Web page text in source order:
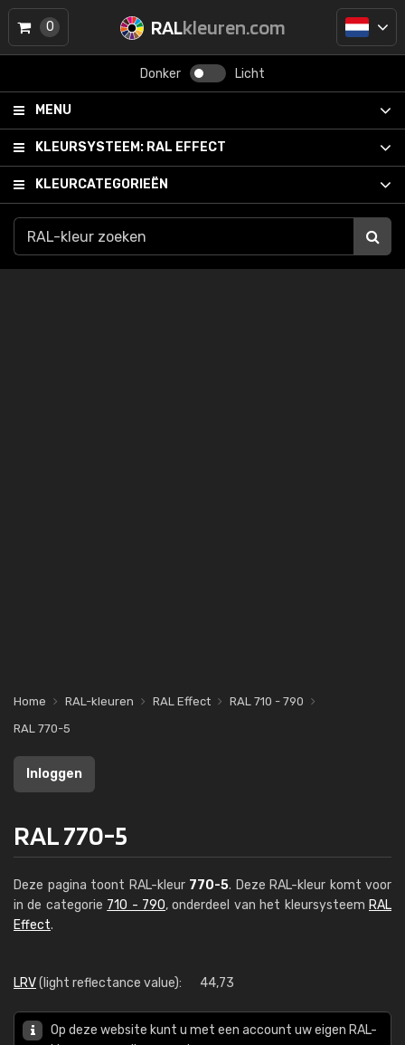
RALkleuren.com
Donker Licht
MENU
KLEURSYSTEEM: RAL EFFECT
KLEURCATEGORIEËN
0
Home RAL-kleuren RAL Effect
RAL 710 - 790
RAL 770-5
Inloggen
RAL 770-5
Deze pagina toont RAL-kleur 770-5. Deze RAL-kleur komt voor
in de categorie 710 - 790, onderdeel van het kleursysteem RAL
Effect.
LRV(light reflectance value): 44,73
Op deze website kunt u met een account uw eigen RAL-